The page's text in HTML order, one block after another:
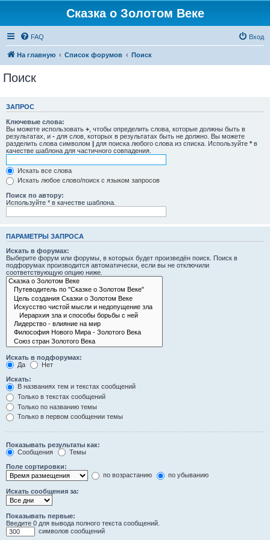
Сказка о Золотом Веке
FAQ Вход
На главную Список форумов Поиск
Поиск
ЗАПРОС
Ключевые слова:
Вы можете использовать + , чтобы определить слова, которые должны быть в
результатах, и - для слов, которых в результатах быть не должно. Вы можете
разделить слова символом | для поиска любого слова из списка. Используйте * в
качестве шаблона для частичного совпадения.
Искать все слова
Искать любое слово/поиск с языком запросов
Поиск по автору:
Используйте * в качестве шаблона.
ПАРАМЕТРЫ ЗАПРОСА
Искать в форумах:
Выберите форум или форумы, в которых будет произведён поиск. Поиск в
подфорумах производится автоматически, если вы не отключили
соответствующую опцию ниже.
Искать в подфорумах:
Да
Нет
Искать:
В названиях тем и текстах сообщений
Только в текстах сообщений
Только по названию темы
Только в первом сообщении темы
Показывать результаты как:
Сообщения
Темы
Поле сортировки:
по возрастанию
по убыванию
Искать сообщения за:
Показывать первые:
Введите 0 для вывода полного текста сообщений.
символов сообщений